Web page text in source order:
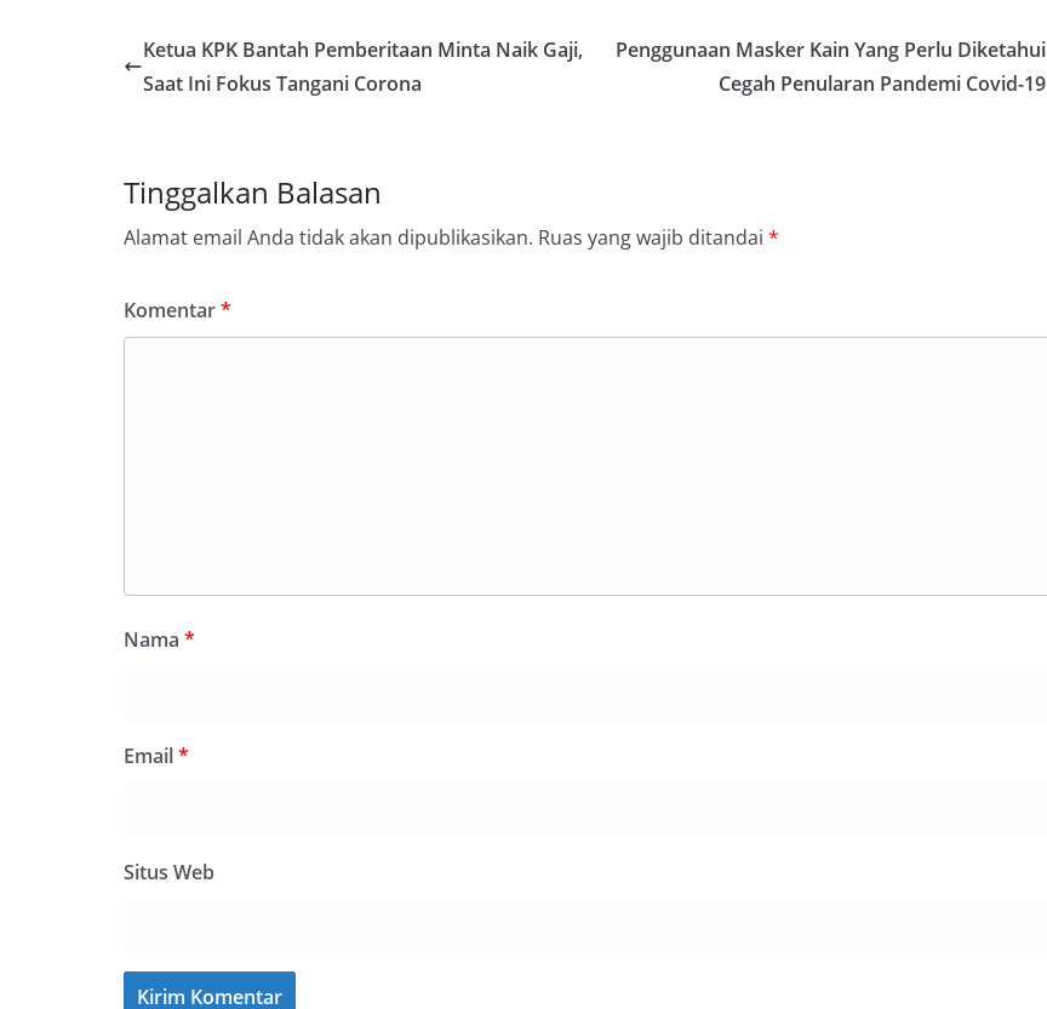
Ketua KPK Bantah Pemberitaan Minta Naik Gaji,
Saat Ini Fokus Tangani Corona
Penggunaan Masker Kain Yang Perlu Diketahui
Cegah Penularan Pandemi Covid-19
Tinggalkan Balasan
Alamat email Anda tidak akan dipublikasikan. Ruas yang wajib ditandai *
Komentar*
Nama *
Email*
Situs Web